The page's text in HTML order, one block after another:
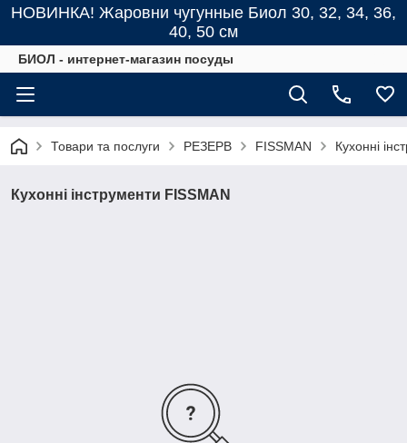
НОВИНКА! Жаровни чугунные Биол 30, 32, 34, 36,
40, 50 см
БИОЛ - интернет-магазин посуды
Товари та послуги РЕЗЕРВ FISSMAN Кухонні
Кухонні інструменти FISSMAN